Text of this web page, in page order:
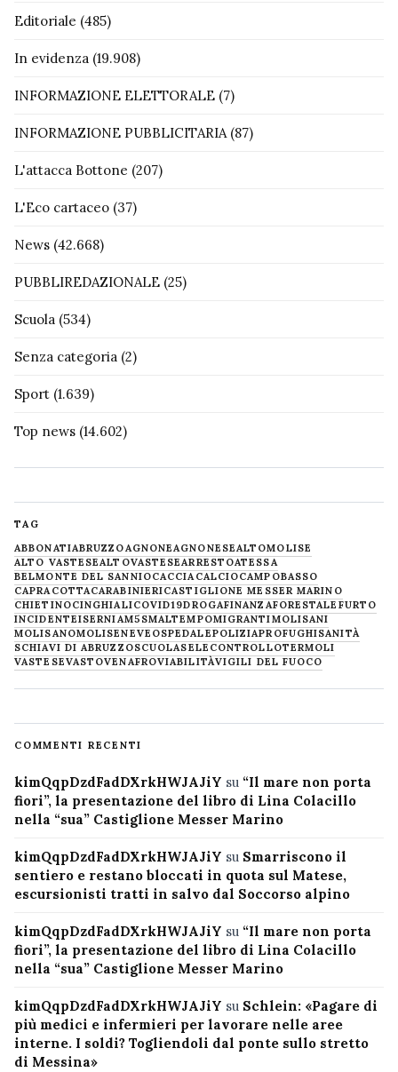
Editoriale (485)
In evidenza (19.908)
INFORMAZIONE ELETTORALE (7)
INFORMAZIONE PUBBLICITARIA(87)
L'attacca Bottone (207)
L'Eco cartaceo (37)
News (42.668)
PUBBLIREDAZIONALE (25)
Scuola (534)
Senza categoria (2)
Sport (1.639)
Top news (14.602)
TAG
ABBONATIABRUZZOAGNONEAGNONESEALTOMOLISE
ALTO VASTESEALTOVASTESEARRESTOATESSA
BELMONTE DEL SANNIOCACCIACALCIOCAMPOBASSO
CAPRACOTTACARABINIERICASTIGLIONE MESSER MARINO
CHIETINOCINGHIALICOVID19DROGAFINANZAFORESTALE FURTO
INCIDENTEISERNIAM5SMALTEMPOMIGRANTIMOLISANI
MOLISANOMOLISENEVE OSPEDALEPOLIZIAPROFUGHISANITÀ
SCHIAVI DI ABRUZZOSCUOLASELECONTROLLOTERMOLI
VASTESEVASTOVENAFROVIABILITÀVIGILI DEL FUOCO
COMMENTI RECENTI
kimQqpDzdFadDXrkHWJAJiY su “Il mare non porta
fiori”, la presentazione del libro di Lina Colacillo
nella “sua” Castiglione Messer Marino
kimQqpDzdFadDXrkHWJAJiY su Smarriscono il
sentiero e restano bloccati in quota sul Matese,
escursionisti tratti in salvo dal Soccorso alpino
kimQqpDzdFadDXrkHWJAJiY su “Il mare non porta
fiori”, la presentazione del libro di Lina Colacillo
nella “sua” Castiglione Messer Marino
kimQqpDzdFadDXrkHWJAJiY su Schlein: «Pagare di
più medici e infermieri per lavorare nelle aree
interne. I soldi? Togliendoli dal ponte sullo stretto
di Messina»